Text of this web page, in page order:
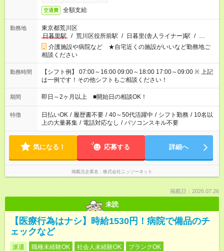
交通費 全額支給
勤務地
東京都荒川区
日暮里駅
/ 荒川区役所前駅 / 日暮里(舎人ライナー)駅 / …
介護施設や病院など ★自宅近くの施設がいいなど勤務地ご
相談ください
勤務時間
【シフト例】 07:00～16:00 09:00～18:00 17:00～09:00 ※ 上記
は一例です！その他シフトもご相談ください！
期間 即日～2ヶ月以上 ■開始日の相談OK！
特徴 日払いOK / 履歴書不要 / 40～50代活躍中 / シフト勤務 / 10名以
上の大量募集 / 電話対応なし / パソコンスキル不要
気になる！ 応募する 詳細へ
掲載元企業名 株式会社ニッソーネット
掲載日：2026.07.26
未読
【医療行為はナシ】時給1530円！病院で備品のチ
ェックなど
派遣 職種未経験OK 社会人未経験OK
ブランクOK